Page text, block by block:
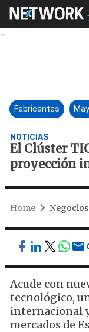
Fabricantes
NOTICIAS
El Clúster
proyección
Home Negocios
Acude con
tecnológico,
internacional
mercados de